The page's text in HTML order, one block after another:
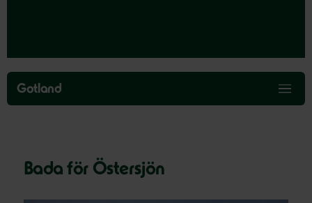
Hoppa
över
menyn
Gotland
Bada för Östersjön